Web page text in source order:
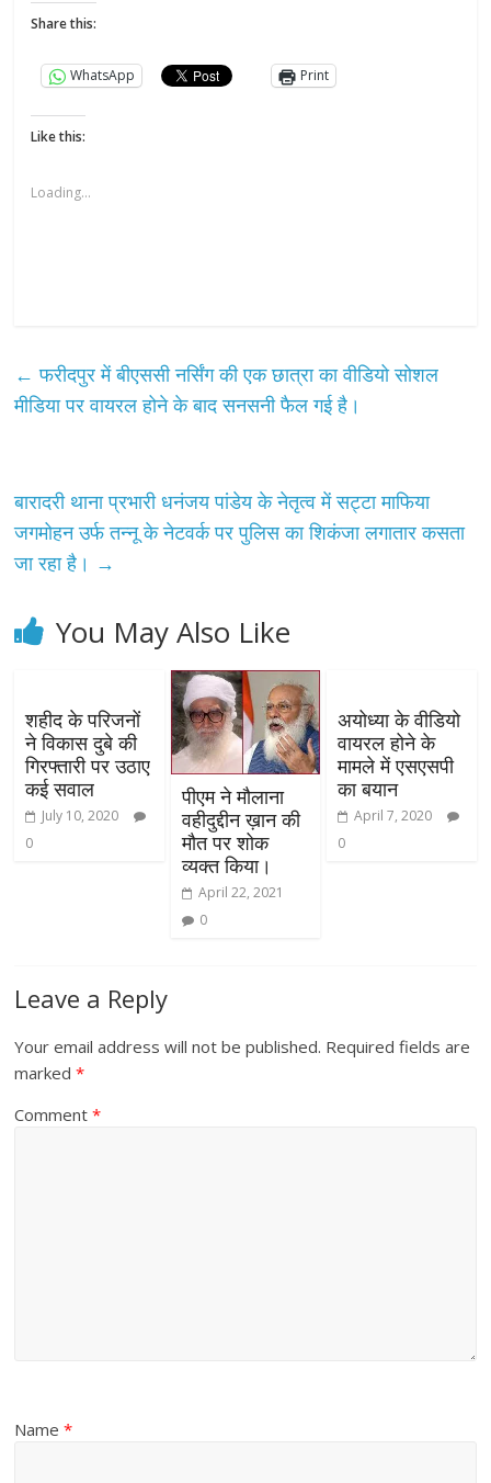
Share this:
WhatsApp Print
Like this:
Loading...
← फरीदपुर में बीएससी नर्सिंग की एक छात्रा का वीडियो सोशल
मीडिया पर वायरल होने के बाद सनसनी फैल गई है।
बारादरी थाना प्रभारी धनंजय पांडेय के नेतृत्व में सट्टा माफिया
जगमोहन उर्फ तन्नू के नेटवर्क पर पुलिस का शिकंजा लगातार कसता
जा रहा है। →
You May Also Like
शहीद के परिजनों
ने विकास दुबे की
गिरफ्तारी पर उठाए
कई सवाल
July 10, 2020
0
पीएम ने मौलाना
वहीदुद्दीन ख़ान की
मौत पर शोक
व्यक्त किया।
April 22, 2021
0
अयोध्या के वीडियो
वायरल होने के
मामले में एसएसपी
का बयान
April 7, 2020
0
Leave a Reply
Your email address will not be published. Required fields are
marked*
Comment*
Name*